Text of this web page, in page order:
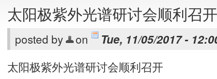
太阳极紫外光谱研讨会顺利召开
posted by on Tue, 11/05/2017 -
太阳极紫外光谱研讨会顺利召开